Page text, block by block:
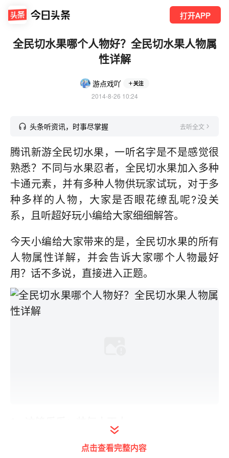
打开APP
全民切水果哪个人物好？全民切水果人物属
性详解
游点戏吖 关注
2014-8-26 10:24
头条听资讯，时事尽掌握 去听全文
腾讯新游全民切水果，一听名字是不是感觉很
熟悉？不同与水果忍者，全民切水果加入多种
卡通元素，并有多种人物供玩家试玩，对于多
种多样的人物，大家是否眼花缭乱呢?没关
系，且听超好玩小编给大家细细解答。
今天小编给大家带来的是，全民切水果的所有
人物属性详解，并会告诉大家哪个人物最好
用？话不多说，直接进入正题。
在《全民切水果》中冲锋乐乐是玩家拥有的第
点击查看完整内容